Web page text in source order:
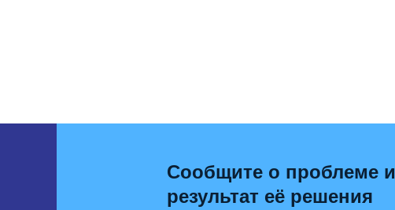
Сообщите о проблеме
результат её решения